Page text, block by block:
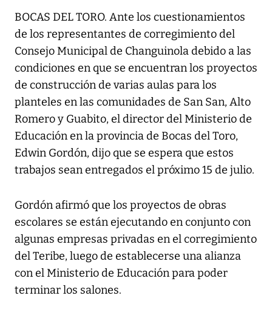
BOCAS DEL TORO. Ante los cuestionamientos
de los representantes de corregimiento del
Consejo Municipal de Changuinola debido a las
condiciones en que se encuentran los proyectos
de construcción de varias aulas para los
planteles en las comunidades de San San, Alto
Romero y Guabito, el director del Ministerio de
Educación en la provincia de Bocas del Toro,
Edwin Gordón, dijo que se espera que estos
trabajos sean entregados el próximo 15 de julio.
Gordón afirmó que los proyectos de obras
escolares se están ejecutando en conjunto con
algunas empresas privadas en el corregimiento
del Teribe, luego de establecerse una alianza
con el Ministerio de Educación para poder
terminar los salones.